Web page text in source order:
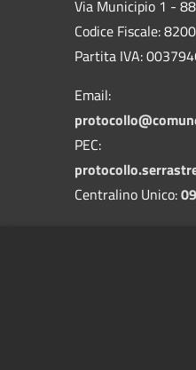
Via Municipio 1 -
Codice Fiscale:
Partita IVA:
Email:
PEC:
Centralino Unico: